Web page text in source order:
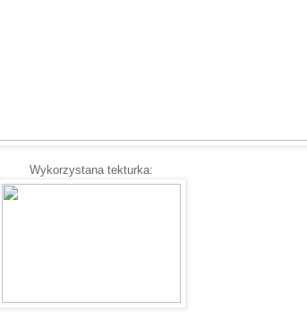
Wykorzystana tekturka: